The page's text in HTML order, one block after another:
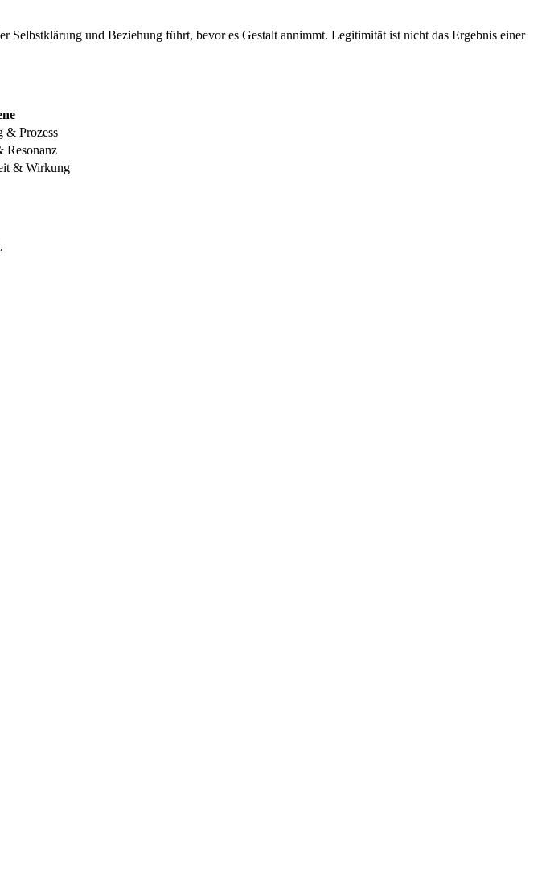
Selbstklärung und Beziehung führt, bevor es Gestalt annimmt. Legitimität ist nicht das Ergebnis einer
& Prozess
Resonanz
& Wirkung